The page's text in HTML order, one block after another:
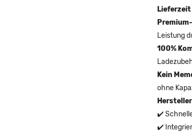
Lieferzeit
Leistung
100%
Kein
ohne
✔️
✔️